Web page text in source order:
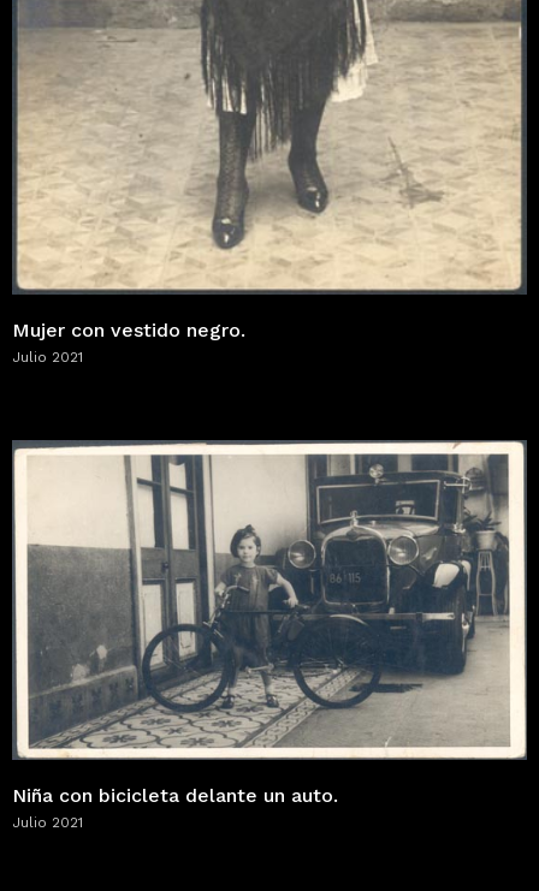
Mujer con vestido negro.
Julio 2021
Niña con bicicleta delante un auto.
Julio 2021